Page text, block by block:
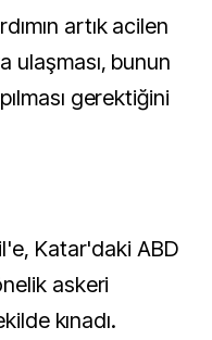
artık acilen
ulaşması, bunun
gerektiğini
Katar'daki ABD
askeri
kınadı.